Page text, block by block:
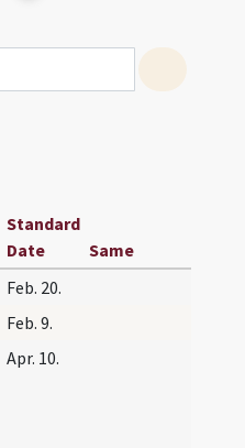
Standard
Date
Same
Feb. 20.
Feb. 9.
Apr. 10.